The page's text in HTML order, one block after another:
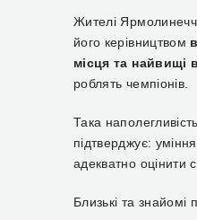
Жителі
його керівництвом
місця та найвищі
роблять чемпіонів.
Така
підтверджує:
адекватно оцінити
Близькі та